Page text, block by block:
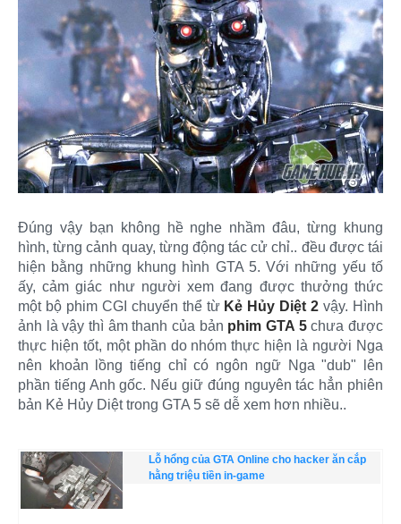
Đúng vậy bạn không hề nghe nhầm đâu, từng khung
hình, từng cảnh quay, từng động tác cử chỉ.. đều được tái
hiện bằng những khung hình GTA 5. Với những yếu tố
ấy, cảm giác như người xem đang được thưởng thức
một bộ phim CGI chuyển thể từ Kẻ Hủy Diệt 2 vậy. Hình
ảnh là vậy thì âm thanh của bản phim GTA 5chưa được
thực hiện tốt, một phần do nhóm thực hiện là người Nga
nên khoản lồng tiếng chỉ có ngôn ngữ Nga "dub" lên
phần tiếng Anh gốc. Nếu giữ đúng nguyên tác hẳn phiên
bản Kẻ Hủy Diệt trong GTA 5 sẽ dễ xem hơn nhiều..​
Lỗ hổng của GTA Online cho hacker ăn cắp
hằng triệu tiền in-game